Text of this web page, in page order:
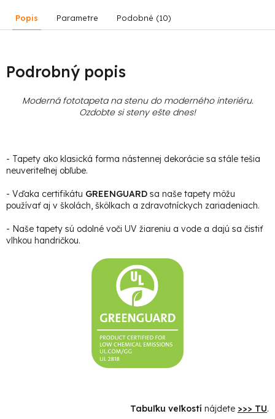
Popis Parametre Podobné (10)
Podrobný popis
Moderná fototapeta na stenu do moderného interiéru.
Ozdobte si steny ešte dnes!
- Tapety ako klasická forma nástennej dekorácie sa stále tešia
neuveriteľnej obľube.
- Vďaka certifikátu GREENGUARD sa naše tapety môžu
používať aj v školách, škôlkach a zdravotníckych zariadeniach.
- Naše tapety sú odolné voči UV žiareniu a vode a dajú sa čistiť
vlhkou handričkou.
Tabuľku veľkostí nájdete >>> TU.